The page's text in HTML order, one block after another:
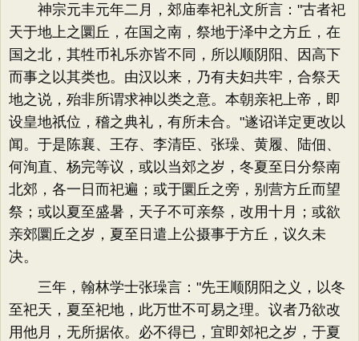
神宗元丰元年二月，郊庙奉祀礼文所言："古者祀
天于地上之圜丘，在国之南，祭地于泽中之方丘，在
国之北，其牲币礼乐亦皆不同，所以顺阴阳、因高下
而事之以其类也。由汉以来，乃有夫妇共牢，合祭天
地之说，殆非所谓求神以类之意。本朝亲祀上帝，即
设皇地祇位，稽之典礼，有所未合。"遂诏详定更改以
闻。于是陈襄、王存、李清臣、张璪、黄履、陆佃、
何洵直、杨完等议，或以当郊之岁，冬夏至日分祭南
北郊，各一日而祀遍；或于圜丘之旁，别营方丘而望
祭；或以夏至盛暑，天子不可亲祭，改用十月；或欲
亲郊圜丘之岁，夏至日遣上公摄事于方丘，议久未
决。
三年，翰林学士张璪言："先王顺阴阳之义，以冬
至祀天，夏至祀地，此万世不可易之理。议者乃欲改
用他月，无所据依。必不得已，宜即郊祀之岁，于夏